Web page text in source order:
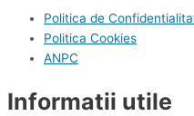
Politica de
Politica Cookies
ANPC
Informatii utile